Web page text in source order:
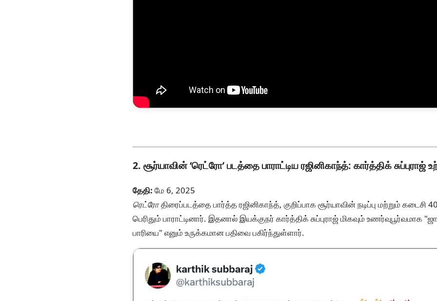
2. சூர்யாவின் ‘ரெட்ரோ’ படத்தை பாராட்டிய ரஜினிகாந்த்: கார்த்திக் சுப்புராஜ்
தேதி: மே 6, 2025
ரெட்ரோதிரைப்படத்தை பார்த்த ரஜினிகாந்த், குறிப்பாக சூர்யாவின் நடிப்பு மற்றும் கடைசி
பெரிதும் பாராட்டினார். இதனால் இயக்குநர் கார்த்திக் சுப்புராஜ் மிகவும் உணர்வுபூர்வமாக
பாரியை" எனும் உருக்கமான பதிவை பகிர்ந்துள்ளார்.